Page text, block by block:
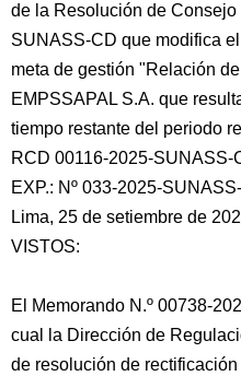
de la Resolución de Consejo
SUNASS-CD que modifica
meta de gestión "Relación
EMPSSAPAL S.A. que
tiempo restante del periodo
RCD 00116-2025-SUNASS-
EXP.: Nº 033-2025-
Lima, 25 de setiembre de
VISTOS:
El Memorando N.º 00738-
cual la Dirección de
de resolución de